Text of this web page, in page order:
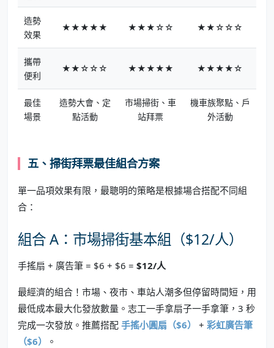
造勢
效果
★★★★★ ★★★☆☆ ★★☆☆☆
攜帶
便利
★★☆☆☆ ★★★★★ ★★★★☆
最佳
場景
造勢大會、定
點活動
市場掃街、車
站拜票
機車族聚點、戶
外活動
五、掃街拜票最佳組合方案
單一品項效果有限，最聰明的策略是根據場合搭配不同組
合：
組合 A：市場掃街基本組（$12/人）
手搖扇 + 廣告筆 = $6 + $6 = $12/人
最經濟的組合！市場、夜市、車站人潮多但停留時間短，用
最低成本最大化發放數量。志工一手拿扇子一手拿筆，3 秒
完成一次發放。推薦搭配 手搖小圓扇（$6） + 彩虹廣告筆
（$6）
。